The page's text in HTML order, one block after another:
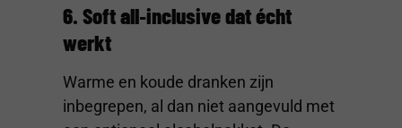
6. Soft all‑inclusive dat écht
werkt
Warme en koude dranken zijn
inbegrepen, al dan niet aangevuld met